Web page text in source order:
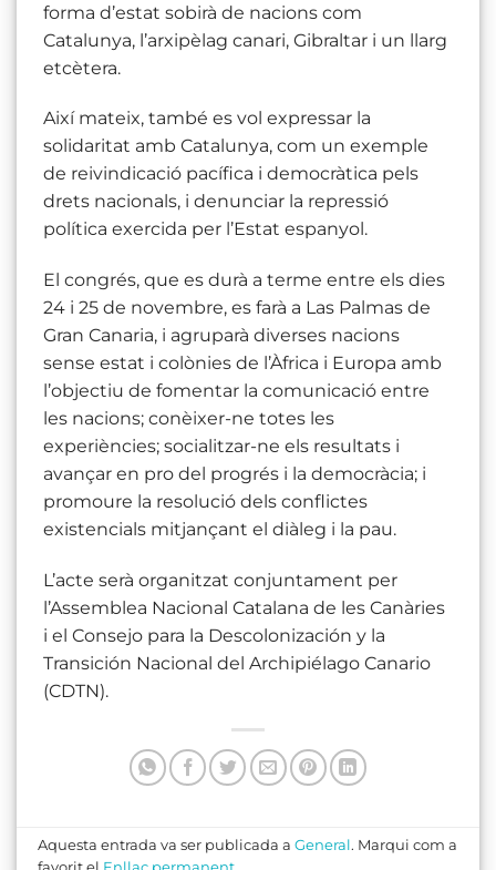
forma d’estat sobirà de nacions com
Catalunya, l’arxipèlag canari, Gibraltar i un llarg
etcètera.
Així mateix, també es vol expressar la
solidaritat amb Catalunya, com un exemple
de reivindicació pacífica i democràtica pels
drets nacionals, i denunciar la repressió
política exercida per l’Estat espanyol.
El congrés, que es durà a terme entre els dies
24 i 25 de novembre, es farà a Las Palmas de
Gran Canaria, i agruparà diverses nacions
sense estat i colònies de l’Àfrica i Europa amb
l’objectiu de fomentar la comunicació entre
les nacions; conèixer-ne totes les
experiències; socialitzar-ne els resultats i
avançar en pro del progrés i la democràcia; i
promoure la resolució dels conflictes
existencials mitjançant el diàleg i la pau.
L’acte serà organitzat conjuntament per
l’Assemblea Nacional Catalana de les Canàries
i el Consejo para la Descolonización y la
Transición Nacional del Archipiélago Canario
(CDTN).
Aquesta entrada va ser publicada aGeneral. Marqui com a